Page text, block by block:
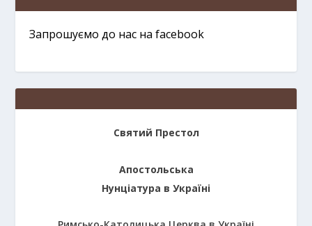
Запрошуємо до нас на facebook
Святий Престол
Апостольська
Нунціатура в Україні